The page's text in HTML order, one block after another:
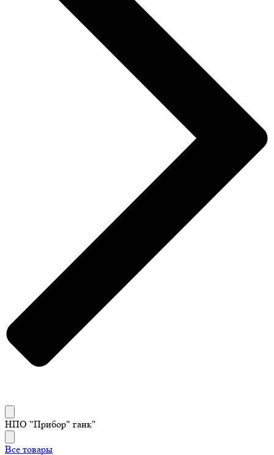
НПО "Прибор" ганк"
Все товары